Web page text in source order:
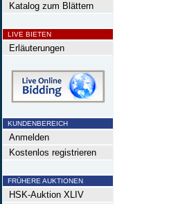
Katalog zum Blättern
LIVE BIETEN
Erläuterungen
KUNDENBEREICH
Anmelden
Kostenlos registrieren
FRÜHERE AUKTIONEN
HSK-Auktion XLIV